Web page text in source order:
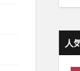
人